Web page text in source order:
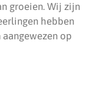
groeien. Wij zijn
hebben
op